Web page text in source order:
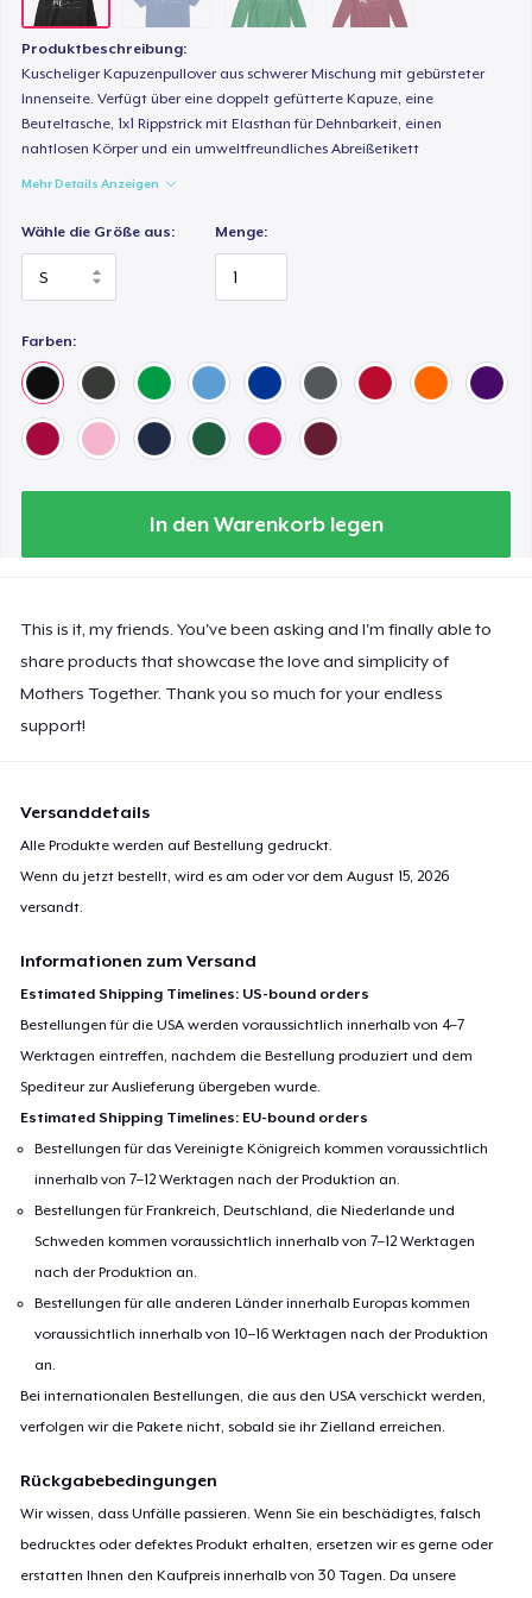
Produktbeschreibung:
Kuscheliger Kapuzenpullover aus schwerer Mischung mit gebürsteter
Innenseite. Verfügt über eine doppelt gefütterte Kapuze, eine
Beuteltasche, 1x1 Rippstrick mit Elasthan für Dehnbarkeit, einen
nahtlosen Körper und ein umweltfreundliches Abreißetikett
Mehr Details Anzeigen
Wähle die Größe aus: Menge:
Farben:
In den Warenkorb legen
This is it, my friends. You've been asking and I'm finally able to
share products that showcase the love and simplicity of
Mothers Together. Thank you so much for your endless
support!
Versanddetails
Alle Produkte werden auf Bestellung gedruckt.
Wenn du jetzt bestellt, wird es am oder vor demAugust 15, 2026
versandt.
Informationen zum Versand
Estimated Shipping Timelines: US-bound orders
Bestellungen für die USA werden voraussichtlich innerhalb von 4–7
Werktagen eintreffen, nachdem die Bestellung produziert und dem
Spediteur zur Auslieferung übergeben wurde.
Estimated Shipping Timelines: EU-bound orders
Bestellungen für das Vereinigte Königreich kommen voraussichtlich
innerhalb von 7–12 Werktagen nach der Produktion an.
Bestellungen für Frankreich, Deutschland, die Niederlande und
Schweden kommen voraussichtlich innerhalb von 7–12 Werktagen
nach der Produktion an.
Bestellungen für alle anderen Länder innerhalb Europas kommen
voraussichtlich innerhalb von 10–16 Werktagen nach der Produktion
an.
Bei internationalen Bestellungen, die aus den USA verschickt werden,
verfolgen wir die Pakete nicht, sobald sie ihr Zielland erreichen.
Rückgabebedingungen
Wir wissen, dass Unfälle passieren. Wenn Sie ein beschädigtes, falsch
bedrucktes oder defektes Produkt erhalten, ersetzen wir es gerne oder
erstatten Ihnen den Kaufpreis innerhalb von 30 Tagen. Da unsere